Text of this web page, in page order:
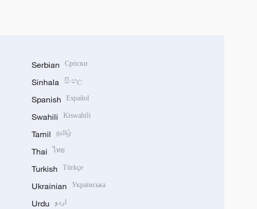
Serbian Српски
Sinhala සිංහල
Spanish Español
Swahili Kiswahili
Tamil தமிழ்
Thai ไทย
Turkish Türkçe
Ukrainian Українська
Urdu اردو